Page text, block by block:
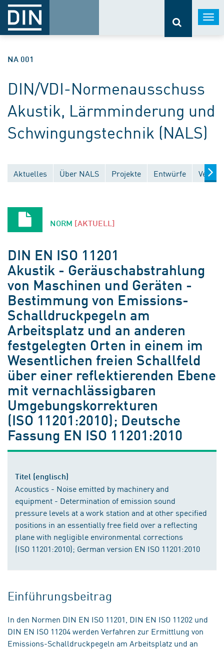
NA 001
DIN/VDI-Normenausschuss
Akustik, Lärmminderung und
Schwingungstechnik (NALS)
Aktuelles Über NALS Projekte Entwürfe
NORM [AKTUELL]
DIN EN ISO 11201
Akustik - Geräuschabstrahlung
von Maschinen und Geräten -
Bestimmung von Emissions-
Schalldruckpegeln am
Arbeitsplatz und an anderen
festgelegten Orten in einem im
Wesentlichen freien Schallfeld
über einer reflektierenden Ebene
mit vernachlässigbaren
Umgebungskorrekturen
(ISO 11201:2010); Deutsche
Fassung EN ISO 11201:2010
Titel (englisch)
Acoustics - Noise emitted by machinery and
equipment - Determination of emission sound
pressure levels at a work station and at other specified
positions in an essentially free field over a reflecting
plane with negligible environmental corrections
(ISO 11201:2010); German version EN ISO 11201:2010
Einführungsbeitrag
In den Normen DIN EN ISO 11201, DIN EN ISO 11202 und
DIN EN ISO 11204 werden Verfahren zur Ermittlung von
Emissions-Schalldruckpegeln am Arbeitsplatz und an